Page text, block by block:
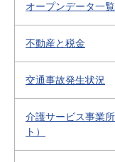
オープンデータ一
不動産と税金
交通事故発生状況
介護サービス事業
ト）